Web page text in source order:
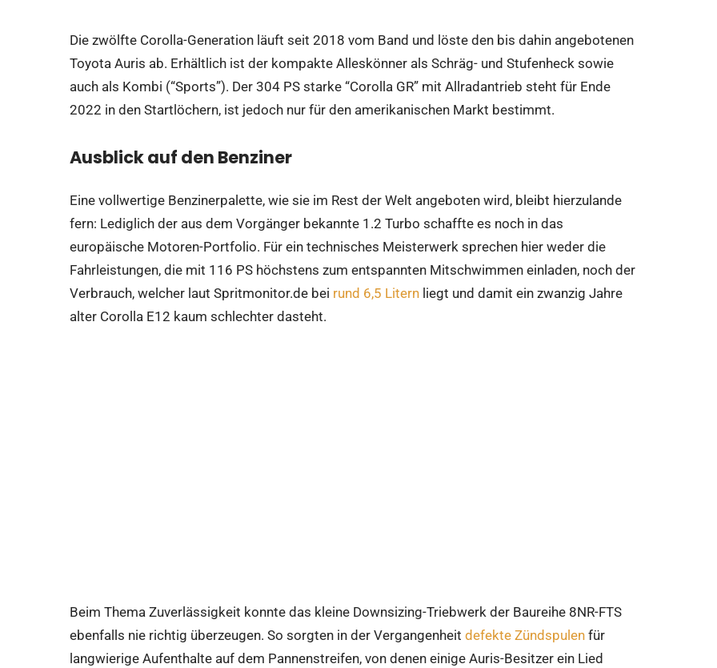
Die zwölfte Corolla-Generation läuft seit 2018 vom Band und löste den bis dahin angebotenen
Toyota Auris ab. Erhältlich ist der kompakte Alleskönner als Schräg- und Stufenheck sowie
auch als Kombi (“Sports”). Der 304 PS starke “Corolla GR” mit Allradantrieb steht für Ende
2022 in den Startlöchern, ist jedoch nur für den amerikanischen Markt bestimmt.
Ausblick auf den Benziner
Eine vollwertige Benzinerpalette, wie sie im Rest der Welt angeboten wird, bleibt hierzulande
fern: Lediglich der aus dem Vorgänger bekannte 1.2 Turbo schaffte es noch in das
europäische Motoren-Portfolio. Für ein technisches Meisterwerk sprechen hier weder die
Fahrleistungen, die mit 116 PS höchstens zum entspannten Mitschwimmen einladen, noch der
Verbrauch, welcher laut Spritmonitor.de bei rund 6,5 Litern liegt und damit ein zwanzig Jahre
alter Corolla E12 kaum schlechter dasteht.
Beim Thema Zuverlässigkeit konnte das kleine Downsizing-Triebwerk der Baureihe 8NR-FTS
ebenfalls nie richtig überzeugen. So sorgten in der Vergangenheit defekte Zündspulen für
langwierige Aufenthalte auf dem Pannenstreifen, von denen einige Auris-Besitzer ein Lied